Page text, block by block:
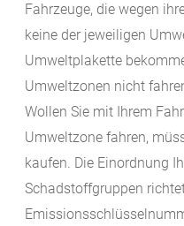
Fahrzeuge, die wegen
keine der jeweiligen
Umweltplakette
Umweltzonen nicht
Wollen Sie mit Ihrem
Umweltzone fahren,
kaufen. Die Einordnung
Schadstoffgruppen
Emissionsschlüsselnum